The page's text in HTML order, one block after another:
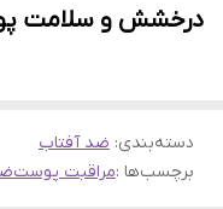
درخشش و سلامت
دسته‌بندی: ضد آفتاب
برچسب‌ها :مراقبت پوست